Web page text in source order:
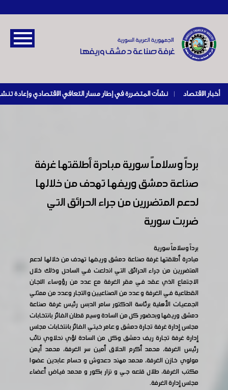
أخبار الاقتصاد |
برداً وسلاماً سورية مبادرة أطلقتها غرفة
صناعة دمشق وريفها تهدف من خلالها
لدعم المتضررين من جراء الحرائق التي
ضربت سورية
برداً وسلاماً سورية
مبادرة أطلقتها غرفة صناعة دمشق وريفها تهدف من خلالها لدعم
المتضررين من جراء الحرائق التي اندلعت في الساحل وذلك خلال
الاجتماع الذي عقد في مقر الغرفة مع عدد من رؤوساء اللجان
القطاعية في الغرفة و عدد من الصناعيين والتجار وعدد من ممثلي
الجمعيات الأهلية برئاسة الدكتور سامر الدبس رئيس غرفة صناعة
دمشق وريفها وبحضور كل من السادة وسيم قطان الفائز بانتخابات
مجلس إدارة غرفة تجارة دمشق و عامر خيتي الفائز بانتخابات مجلس
إدارة غرفة تجارة ريف دمشق وكل من السادة لؤي نحلاوي نائب
رئيس الغرفة، محمد أكرم الحلاق أمين سر الغرفة، محمد أيمن
مولوي خازن الغرفة، محمد مهند دعدوش و حسام عابدين عضوا
مكتب الغرفة، طلال قلعه جي و نزار بكور و محمد فياض أعضاء
مجلس إدارة الغرفة.